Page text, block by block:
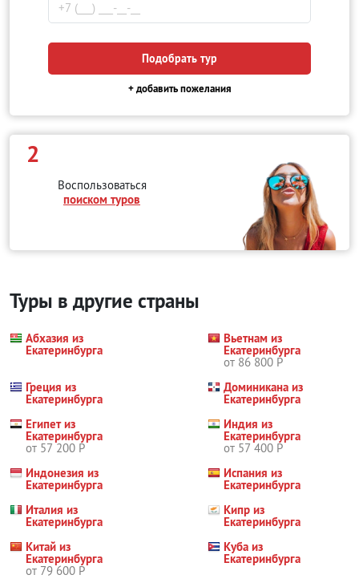
Подобрать тур
+ добавить пожелания
2
Воспользоваться
поиском туров
Туры в другие страны
Абхазия из
Екатеринбурга
Вьетнам из
Екатеринбурга
от 86 800 Р
Греция из
Екатеринбурга
Доминикана из
Екатеринбурга
Египет из
Екатеринбурга
от 57 200 Р
Индия из
Екатеринбурга
от 57 400 Р
Индонезия из
Екатеринбурга
Испания из
Екатеринбурга
Италия из
Екатеринбурга
Кипр из
Екатеринбурга
Китай из
Екатеринбурга
от 79 600 Р
Куба из
Екатеринбурга